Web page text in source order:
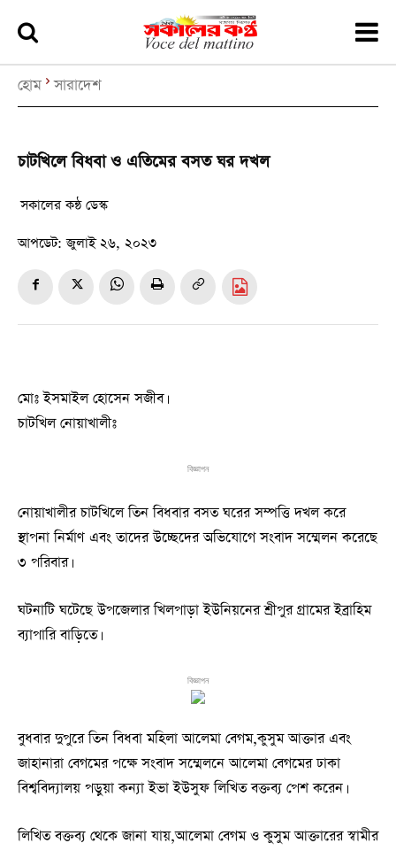
হোম সারাদেশ
চাটখিলে বিধবা ও এতিমের বসত ঘর দখল
সকালের কন্ঠ ডেস্ক
আপডেট: জুলাই ২৬, ২০২৩
মোঃ ইসমাইল হোসেন সজীব।
চাটখিল নোয়াখালীঃ
বিজ্ঞাপন
নোয়াখালীর চাটখিলে তিন বিধবার বসত ঘরের সম্পত্তি দখল করে
স্থাপনা নির্মাণ এবং তাদের উচ্ছেদের অভিযোগে সংবাদ সম্মেলন করেছে
৩ পরিবার।
ঘটনাটি ঘটেছে উপজেলার খিলপাড়া ইউনিয়নের শ্রীপুর গ্রামের ইব্রাহিম
ব্যাপারি বাড়িতে।
বিজ্ঞাপন
বুধবার দুপুরে তিন বিধবা মহিলা আলেমা বেগম,কুসুম আক্তার এবং
জাহানারা বেগমের পক্ষে সংবাদ সম্মেলনে আলেমা বেগমের ঢাকা
বিশ্ববিদ্যালয় পড়ুয়া কন্যা ইভা ইউসুফ লিখিত বক্তব্য পেশ করেন।
লিখিত বক্তব্য থেকে জানা যায়,আলেমা বেগম ও কুসুম আক্তারের স্বামীর